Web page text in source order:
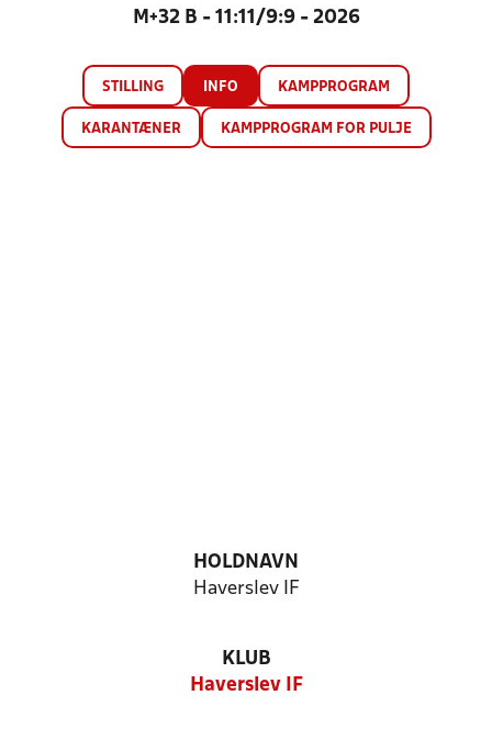
M+32 B - 11:11/9:9 - 2026
STILLING INFO KAMPPROGRAM
KARANTÆNER KAMPPROGRAM FOR PULJE
HOLDNAVN
Haverslev IF
KLUB
Haverslev IF